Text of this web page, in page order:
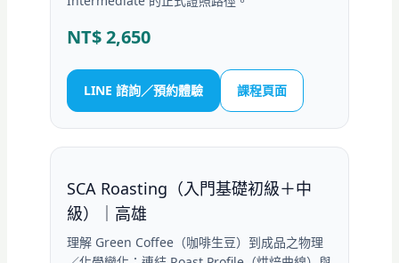
NT$ 2,650
LINE 諮詢／預約體驗 課程頁面
SCA Roasting（入門基礎初級＋中
級）｜高雄
理解 Green Coffee（咖啡生豆）到成品之物理